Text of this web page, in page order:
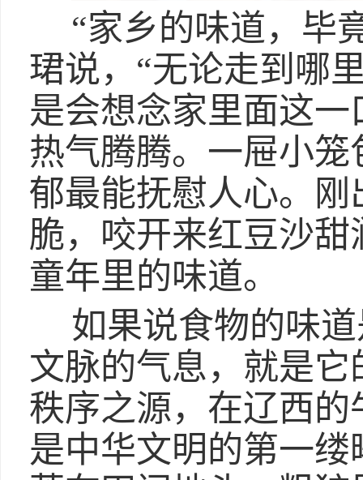
“家乡的味道，毕
珺说，“无论走到哪
是会想念家里面这
热气腾腾。一屉小
郁最能抚慰人心。
脆，咬开来红豆沙
童年里的味道。
如果说食物的味
文脉的气息，就是
秩序之源，在辽西
是中华文明的第一